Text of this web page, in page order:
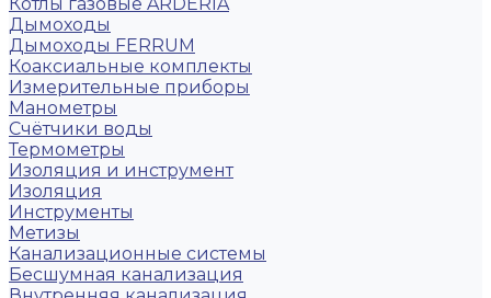
Дымоходы
Дымоходы FERRUM
Коаксиальные комплекты
Измерительные приборы
Манометры
Счётчики воды
Термометры
Изоляция и инструмент
Изоляция
Инструменты
Метизы
Канализационные системы
Бесшумная канализация